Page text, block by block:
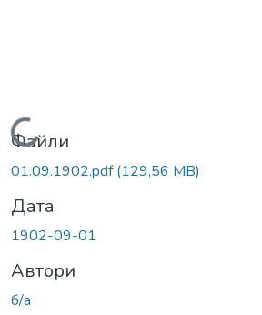
Вантажиться...
Файли
01.09.1902.pdf(129,56 MB)
Дата
1902-09-01
Автори
б/а